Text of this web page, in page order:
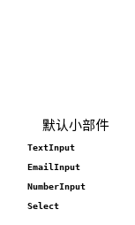
默认小部件
TextInput
EmailInput
NumberInput
Select